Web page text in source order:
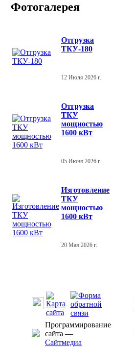
Фотогалерея
Отгрузка
ТКУ-180
12 Июля 2026 г.
Отгрузка
ТКУ
мощностью
1600 кВт
05 Июня 2026 г.
Изготовление
ТКУ
мощностью
1600 кВт
20 Мая 2026 г.
Программирование
сайта —
Сайтмедиа